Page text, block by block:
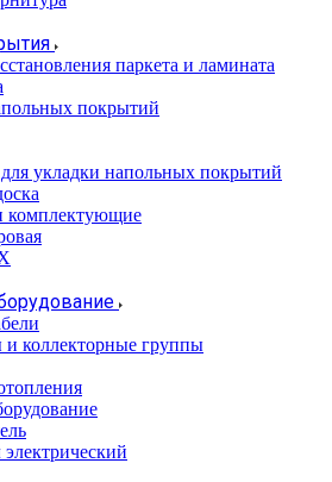
паркета и ламината
покрытий
укладки напольных покрытий
комплектующие
и коллекторные группы